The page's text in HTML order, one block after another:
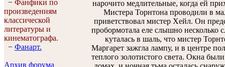
− Фанфики по
произведениям
классической
литературы и
кинематографа.
− Фанарт.
Архив форума
нарочито медлительные, когда ей
Мистера Торнтона проводили в
приветствовал мистер Хейл. Он
пробормотала еле слышно несколько
куталась в шаль, что мистер
Маргарет зажгла лампу, и в центре
теплого золотистого света. Окна